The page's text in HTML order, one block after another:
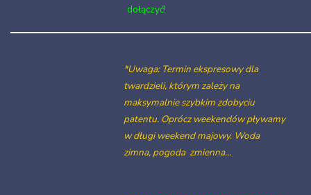
dołączyć!
*Uwaga: Termin ekspresowy dla
twardzieli, którym zależy na
maksymalnie szybkim zdobyciu
patentu. Oprócz weekendów pływamy
w długi weekend majowy. Woda
zimna, pogoda zmienna…